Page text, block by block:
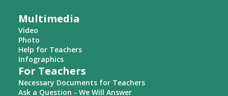
Multimedia
Video
Photo
Help for Teachers
Infographics
For Teachers
Necessary Documents for Teachers
Ask a Question - We Will Answer